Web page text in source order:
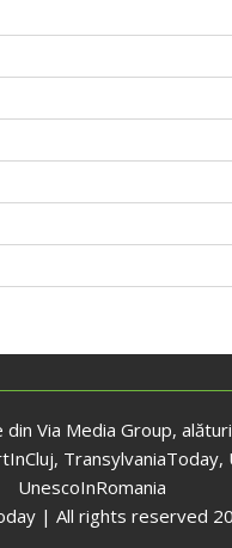
Via Media Group,
TransylvaniaToday,
UnescoInRomania
| All rights reserved